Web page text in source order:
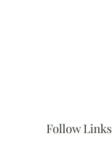
Follow Links